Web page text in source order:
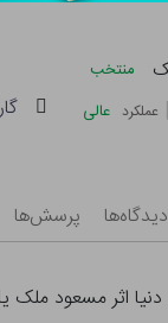
منتخب
| عملکرد عالی
دیدگاه‌ها پرسش‌ها
اثر مسعود ملک